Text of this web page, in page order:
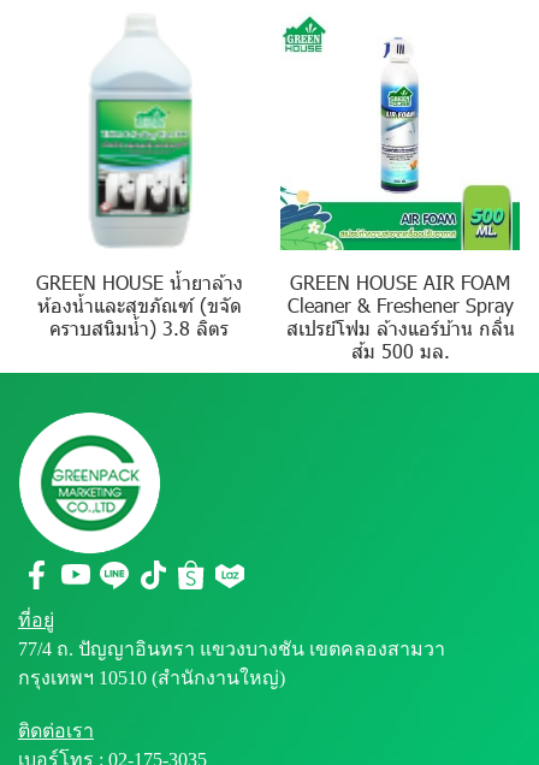
GREEN HOUSE น้ำยาล้าง
ห้องน้ำและสุขภัณฑ์ (ขจัด
คราบสนิมน้ำ) 3.8 ลิตร
GREEN HOUSE AIR FOAM
Cleaner & Freshener Spray
สเปรย์โฟม ล้างแอร์บ้าน กลิ่น
ส้ม 500 มล.
ที่อยู่
77/4 ถ. ปัญญาอินทรา แขวงบางชัน เขตคลองสามวา
กรุงเทพฯ 10510 (สำนักงานใหญ่)
ติดต่อเรา
เบอร์โทร : 02-175-3035